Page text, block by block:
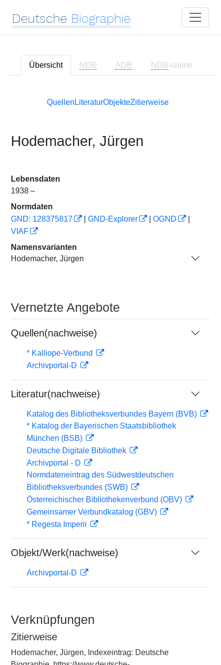
Deutsche Biographie
Übersicht NDB ADB NDB-online
Quellen LiteraturObjekteZitierweise
Hodemacher, Jürgen
Lebensdaten
1938 –
Normdaten
GND: 128375817
GND-Explorer OGND
VIAF
Namensvarianten
Hodemacher, Jürgen
Vernetzte Angebote
Quellen(nachweise)
* Kalliope-Verbund
Archivportal-D
Literatur(nachweise)
Katalog des Bibliotheksverbundes Bayern (BVB)
* Katalog der Bayerischen Staatsbibliothek
München (BSB)
Deutsche Digitale Bibliothek
Archivportal - D
Normdateneintrag des Südwestdeutschen
Bibliotheksverbundes (SWB)
Österreichischer Bibliothekenverbund (OBV)
Gemeinsamer Verbundkatalog (GBV)
* Regesta Imperii
Objekt/Werk(nachweise)
Archivportal-D
Verknüpfungen
Zitierweise
Hodemacher, Jürgen, Indexeintrag: Deutsche